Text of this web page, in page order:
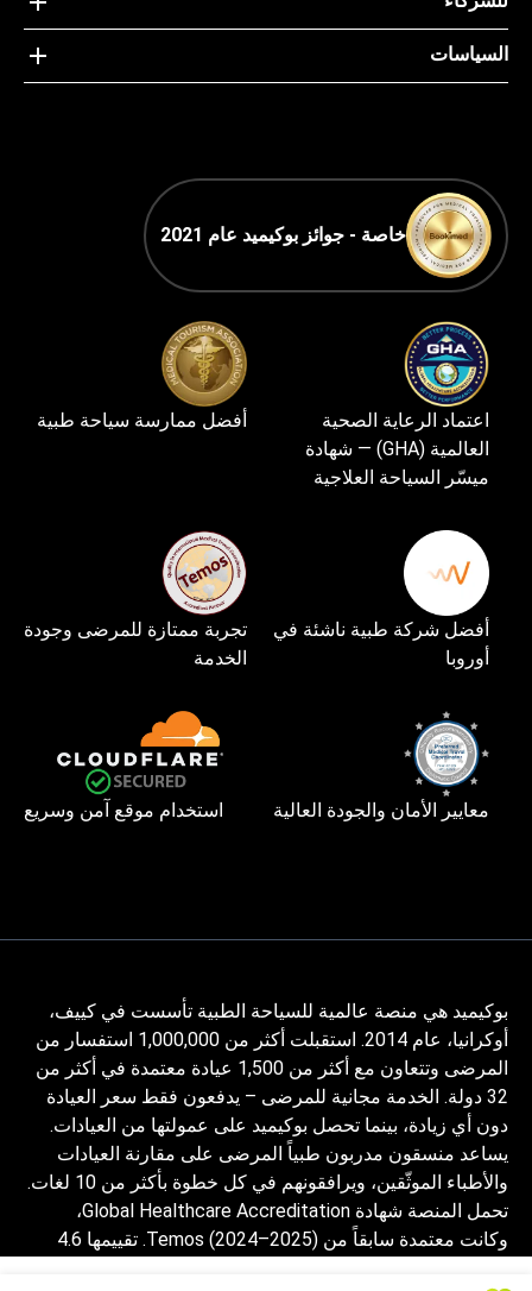
السياسات
خاصة - جوائز بوكيميد عام 2021
اعتماد الرعاية الصحية
العالمية (GHA) — شهادة
ميسّر السياحة العلاجية
أفضل ممارسة سياحة طبية
أفضل شركة طبية ناشئة في
أوروبا
تجربة ممتازة للمرضى وجودة
الخدمة
معايير الأمان والجودة العالية استخدام موقع آمن وسريع
بوكيميد هي منصة عالمية للسياحة الطبية تأسست في كييف،
أوكرانيا، عام 2014. استقبلت أكثر من 1,000,000 استفسار من
المرضى وتتعاون مع أكثر من 1,500 عيادة معتمدة في أكثر من
32 دولة. الخدمة مجانية للمرضى – يدفعون فقط سعر العيادة
دون أي زيادة، بينما تحصل بوكيميد على عمولتها من العيادات.
يساعد منسقون مدربون طبياً المرضى على مقارنة العيادات
والأطباء الموثّقين، ويرافقونهم في كل خطوة بأكثر من 10 لغات.
تحمل المنصة شهادة Global Healthcare Accreditation،
وكانت معتمدة سابقاً من Temos (2024–2025). تقييمها 4.6